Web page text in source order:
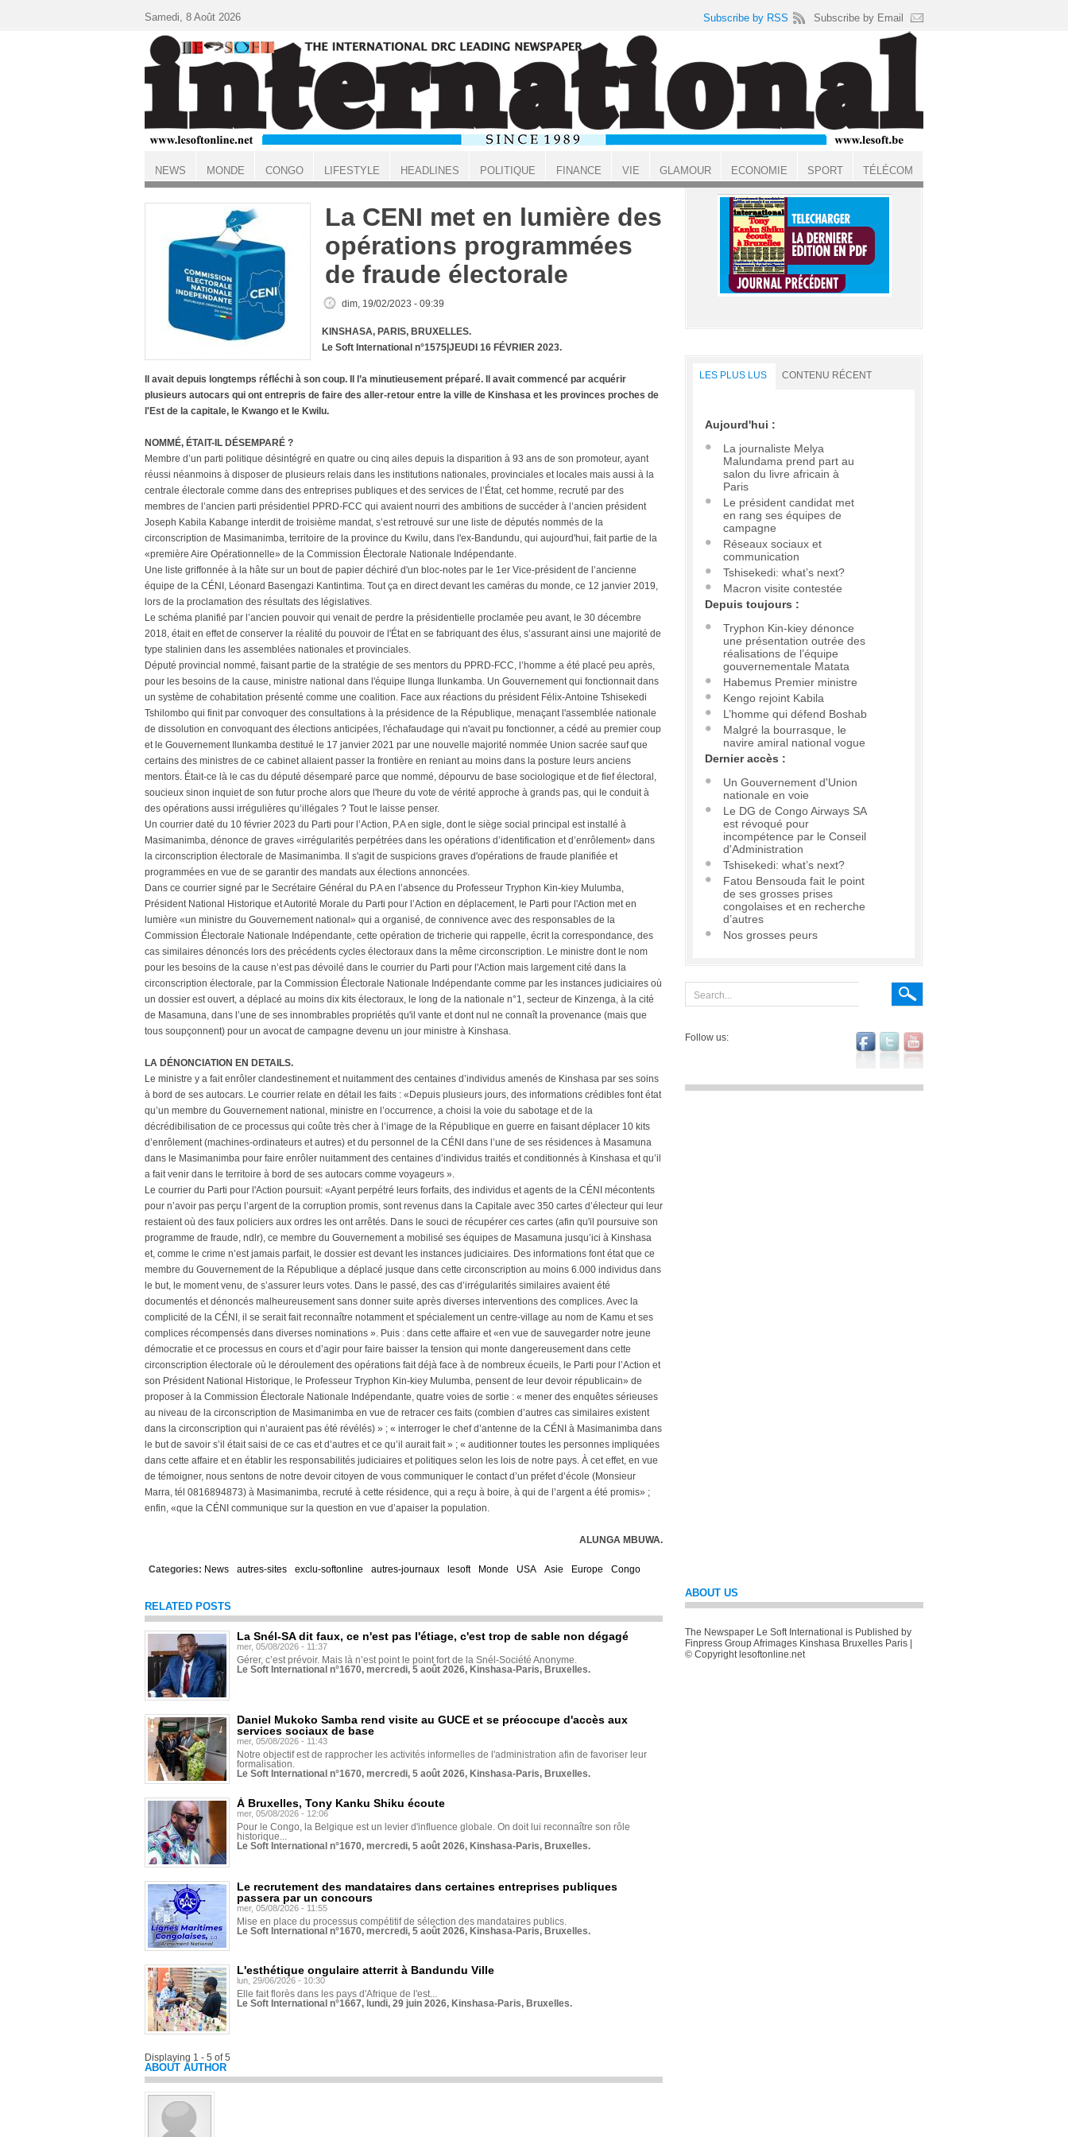
ACCUEIL
La CENI met en lumière des
opérations programmées
de fraude électorale
dim, 19/02/2023 - 09:39
KINSHASA, PARIS, BRUXELLES.
Le Soft International n°1575|JEUDI 16 FÉVRIER 2023.
Il avait depuis longtemps réfléchi à son coup. Il l’a minutieusement préparé. Il avait commencé par acquérir
plusieurs autocars qui ont entrepris de faire des aller-retour entre la ville de Kinshasa et les provinces proches de
l'Est de la capitale, le Kwango et le Kwilu.
NOMMÉ, ÉTAIT-IL DÉSEMPARÉ ?
Membre d’un parti politique désintégré en quatre ou cinq ailes depuis la disparition à 93 ans de son promoteur, ayant
réussi néanmoins à disposer de plusieurs relais dans les institutions nationales, provinciales et locales mais aussi à la
centrale électorale comme dans des entreprises publiques et des services de l’État, cet homme, recruté par des
membres de l’ancien parti présidentiel PPRD-FCC qui avaient nourri des ambitions de succéder à l’ancien président
Joseph Kabila Kabange interdit de troisième mandat, s’est retrouvé sur une liste de députés nommés de la
circonscription de Masimanimba, territoire de la province du Kwilu, dans l'ex-Bandundu, qui aujourd'hui, fait partie de la
«première Aire Opérationnelle» de la Commission Électorale Nationale Indépendante.
Une liste griffonnée à la hâte sur un bout de papier déchiré d'un bloc-notes par le 1er Vice-président de l’ancienne
équipe de la CÉNI, Léonard Basengazi Kantintima. Tout ça en direct devant les caméras du monde, ce 12 janvier 2019,
lors de la proclamation des résultats des législatives.
Le schéma planifié par l’ancien pouvoir qui venait de perdre la présidentielle proclamée peu avant, le 30 décembre
2018, était en effet de conserver la réalité du pouvoir de l'État en se fabriquant des élus, s’assurant ainsi une majorité de
type stalinien dans les assemblées nationales et provinciales.
Député provincial nommé, faisant partie de la stratégie de ses mentors du PPRD-FCC, l’homme a été placé peu après,
pour les besoins de la cause, ministre national dans l'équipe Ilunga Ilunkamba. Un Gouvernement qui fonctionnait dans
un système de cohabitation présenté comme une coalition. Face aux réactions du président Félix-Antoine Tshisekedi
Tshilombo qui finit par convoquer des consultations à la présidence de la République, menaçant l'assemblée nationale
de dissolution en convoquant des élections anticipées, l'échafaudage qui n'avait pu fonctionner, a cédé au premier coup
et le Gouvernement Ilunkamba destitué le 17 janvier 2021 par une nouvelle majorité nommée Union sacrée sauf que
certains des ministres de ce cabinet allaient passer la frontière en reniant au moins dans la posture leurs anciens
mentors. Était-ce là le cas du député désemparé parce que nommé, dépourvu de base sociologique et de fief électoral,
soucieux sinon inquiet de son futur proche alors que l'heure du vote de vérité approche à grands pas, qui le conduit à
des opérations aussi irrégulières qu’illégales ? Tout le laisse penser.
Un courrier daté du 10 février 2023 du Parti pour l’Action, P.A en sigle, dont le siège social principal est installé à
Masimanimba, dénonce de graves «irrégularités perpétrées dans les opérations d’identification et d’enrôlement» dans
la circonscription électorale de Masimanimba. Il s'agit de suspicions graves d'opérations de fraude planifiée et
programmées en vue de se garantir des mandats aux élections annoncées.
Dans ce courrier signé par le Secrétaire Général du P.A en l’absence du Professeur Tryphon Kin-kiey Mulumba,
Président National Historique et Autorité Morale du Parti pour l’Action en déplacement, le Parti pour l'Action met en
lumière «un ministre du Gouvernement national» qui a organisé, de connivence avec des responsables de la
Commission Électorale Nationale Indépendante, cette opération de tricherie qui rappelle, écrit la correspondance, des
cas similaires dénoncés lors des précédents cycles électoraux dans la même circonscription. Le ministre dont le nom
pour les besoins de la cause n’est pas dévoilé dans le courrier du Parti pour l'Action mais largement cité dans la
circonscription électorale, par la Commission Électorale Nationale Indépendante comme par les instances judiciaires où
un dossier est ouvert, a déplacé au moins dix kits électoraux, le long de la nationale n°1, secteur de Kinzenga, à la cité
de Masamuna, dans l’une de ses innombrables propriétés qu'il vante et dont nul ne connaît la provenance (mais que
tous soupçonnent) pour un avocat de campagne devenu un jour ministre à Kinshasa.
LA DÉNONCIATION EN DETAILS.
Le ministre y a fait enrôler clandestinement et nuitamment des centaines d’individus amenés de Kinshasa par ses soins
à bord de ses autocars. Le courrier relate en détail les faits : «Depuis plusieurs jours, des informations crédibles font état
qu’un membre du Gouvernement national, ministre en l’occurrence, a choisi la voie du sabotage et de la
décrédibilisation de ce processus qui coûte très cher à l’image de la République en guerre en faisant déplacer 10 kits
d’enrôlement (machines-ordinateurs et autres) et du personnel de la CÉNI dans l’une de ses résidences à Masamuna
dans le Masimanimba pour faire enrôler nuitamment des centaines d’individus traités et conditionnés à Kinshasa et qu’il
a fait venir dans le territoire à bord de ses autocars comme voyageurs ».
Le courrier du Parti pour l'Action poursuit: «Ayant perpétré leurs forfaits, des individus et agents de la CÉNI mécontents
pour n’avoir pas perçu l’argent de la corruption promis, sont revenus dans la Capitale avec 350 cartes d’électeur qui leur
restaient où des faux policiers aux ordres les ont arrêtés. Dans le souci de récupérer ces cartes (afin qu'il poursuive son
programme de fraude, ndlr), ce membre du Gouvernement a mobilisé ses équipes de Masamuna jusqu’ici à Kinshasa
et, comme le crime n’est jamais parfait, le dossier est devant les instances judiciaires. Des informations font état que ce
membre du Gouvernement de la République a déplacé jusque dans cette circonscription au moins 6.000 individus dans
le but, le moment venu, de s’assurer leurs votes. Dans le passé, des cas d’irrégularités similaires avaient été
documentés et dénoncés malheureusement sans donner suite après diverses interventions des complices. Avec la
complicité de la CÉNI, il se serait fait reconnaître notamment et spécialement un centre-village au nom de Kamu et ses
complices récompensés dans diverses nominations ». Puis : dans cette affaire et «en vue de sauvegarder notre jeune
démocratie et ce processus en cours et d’agir pour faire baisser la tension qui monte dangereusement dans cette
circonscription électorale où le déroulement des opérations fait déjà face à de nombreux écueils, le Parti pour l’Action et
son Président National Historique, le Professeur Tryphon Kin-kiey Mulumba, pensent de leur devoir républicain» de
proposer à la Commission Électorale Nationale Indépendante, quatre voies de sortie : « mener des enquêtes sérieuses
au niveau de la circonscription de Masimanimba en vue de retracer ces faits (combien d’autres cas similaires existent
dans la circonscription qui n’auraient pas été révélés) » ; « interroger le chef d’antenne de la CÉNI à Masimanimba dans
le but de savoir s’il était saisi de ce cas et d’autres et ce qu’il aurait fait » ; « auditionner toutes les personnes impliquées
dans cette affaire et en établir les responsabilités judiciaires et politiques selon les lois de notre pays. À cet effet, en vue
de témoigner, nous sentons de notre devoir citoyen de vous communiquer le contact d’un préfet d’école (Monsieur
Marra, tél 0816894873) à Masimanimba, recruté à cette résidence, qui a reçu à boire, à qui de l’argent a été promis» ;
enfin, «que la CÉNI communique sur la question en vue d’apaiser la population.
ALUNGA MBUWA.
Categories: News autres-sites exclu-softonline autres-journaux lesoft Monde USA Asie Europe Congo
RELATED POSTS
La Snél-SA dit faux, ce n'est pas l'étiage, c'est trop de sable non dégagé
mer, 05/08/2026 - 11:37
Gérer, c’est prévoir. Mais là n’est point le point fort de la Snél-Société Anonyme.
Le Soft International n°1670, mercredi, 5 août 2026, Kinshasa-Paris, Bruxelles.
Daniel Mukoko Samba rend visite au GUCE et se préoccupe d'accès aux
services sociaux de base
mer, 05/08/2026 - 11:43
Notre objectif est de rapprocher les activités informelles de l'administration afin de favoriser leur
formalisation.
Le Soft International n°1670, mercredi, 5 août 2026, Kinshasa-Paris, Bruxelles.
À Bruxelles, Tony Kanku Shiku écoute
mer, 05/08/2026 - 12:06
Pour le Congo, la Belgique est un levier d'influence globale. On doit lui reconnaître son rôle
historique...
Le Soft International n°1670, mercredi, 5 août 2026, Kinshasa-Paris, Bruxelles.
Le recrutement des mandataires dans certaines entreprises publiques
passera par un concours
mer, 05/08/2026 - 11:55
Mise en place du processus compétitif de sélection des mandataires publics.
Le Soft International n°1670, mercredi, 5 août 2026, Kinshasa-Paris, Bruxelles.
L'esthétique ongulaire atterrit à Bandundu Ville
lun, 29/06/2026 - 10:30
Elle fait florès dans les pays d'Afrique de l'est...
Le Soft International n°1667, lundi, 29 juin 2026, Kinshasa-Paris, Bruxelles.
Displaying 1 - 5 of 5
ABOUT AUTHOR
LES PLUS LUS CONTENU RÉCENT
Aujourd'hui :
La journaliste Melya
Malundama prend part au
salon du livre africain à
Paris
Le président candidat met
en rang ses équipes de
campagne
Réseaux sociaux et
communication
Tshisekedi: what’s next?
Macron visite contestée
Depuis toujours :
Tryphon Kin-kiey dénonce
une présentation outrée des
réalisations de l’équipe
gouvernementale Matata
Habemus Premier ministre
Kengo rejoint Kabila
L’homme qui défend Boshab
Malgré la bourrasque, le
navire amiral national vogue
Dernier accès :
Un Gouvernement d'Union
nationale en voie
Le DG de Congo Airways SA
est révoqué pour
incompétence par le Conseil
d'Administration
Tshisekedi: what’s next?
Fatou Bensouda fait le point
de ses grosses prises
congolaises et en recherche
d’autres
Nos grosses peurs
Follow us:
ABOUT US
The Newspaper Le Soft International is Published by
Finpress Group Afrimages Kinshasa Bruxelles Paris |
© Copyright lesoftonline.net
Samedi, 8 Août 2026 Subscribe by RSS Subscribe by Email
NEWS MONDE CONGO LIFESTYLE HEADLINES POLITIQUE FINANCE VIE GLAMOUR ECONOMIE SPORT TÉLÉCOM